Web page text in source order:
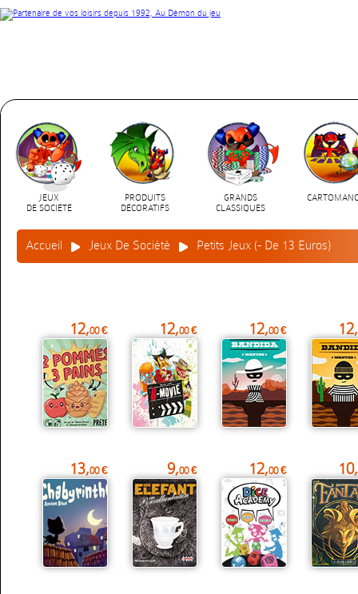
JEUX
DE SOCIÉTÉ
PRODUITS
DÉCORATIFS
GRANDS
CLASSIQUES
Accueil Jeux De Société Petits Jeux (- De 13 Euros)
12,00 € 12,00 € 12,00 € 12,
13,00 € 9,00 € 12,00 € 10,